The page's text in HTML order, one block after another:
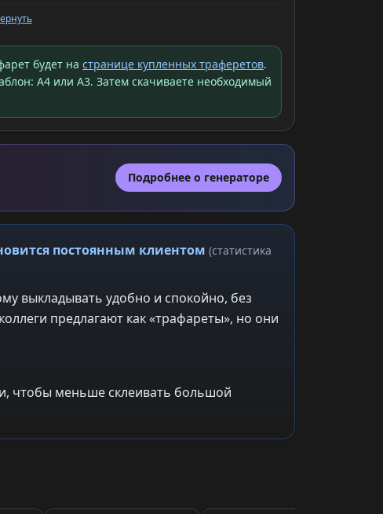
будет на странице купленных траферетов.
A4 или A3. Затем скачиваете необходимый
Подробнее о генераторе
постоянным клиентом (статистика
выкладывать удобно и спокойно, без
предлагают как «трафареты», но они
чтобы меньше склеивать большой